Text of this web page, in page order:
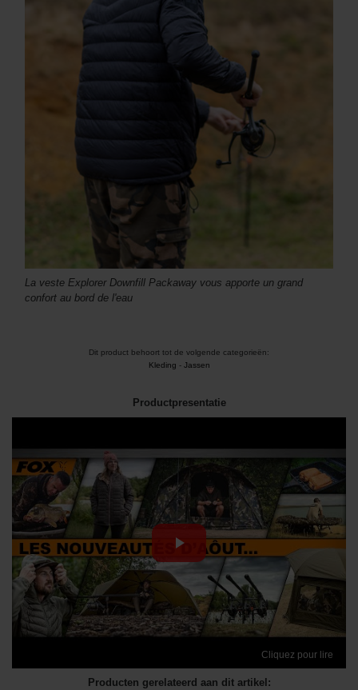
La veste Explorer Downfill Packaway vous apporte un grand
confort au bord de l'eau
Dit product behoort tot de volgende categorieën:
Kleding - Jassen
Productpresentatie
Cliquez pour lire
Producten gerelateerd aan dit artikel: